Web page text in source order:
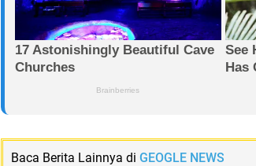
Baca Berita Lainnya di GEOGLE NEWS